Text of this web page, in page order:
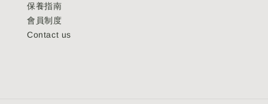
保養指南
會員制度
Contact us